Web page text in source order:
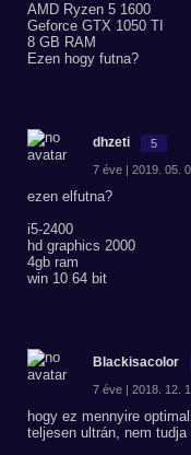
AMD Ryzen 5 1600
Geforce GTX 1050 TI
8 GB RAM
Ezen hogy futna?
dhzeti 5
7 éve | 2019. 05.
ezen elfutna?
i5-2400
hd graphics 2000
4gb ram
win 10 64 bit
Blackisacolor
7 éve | 2018. 12.
hogy ez mennyire
teljesen ultrán, nem